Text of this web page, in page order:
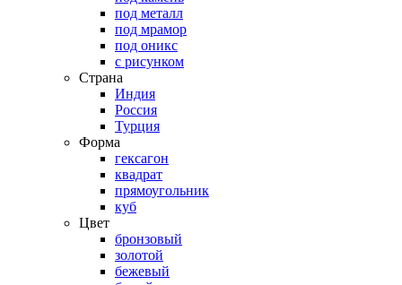
под металл
под мрамор
под оникс
с рисунком
Страна
Индия
Россия
Турция
Форма
гексагон
квадрат
прямоугольник
куб
Цвет
бронзовый
золотой
бежевый